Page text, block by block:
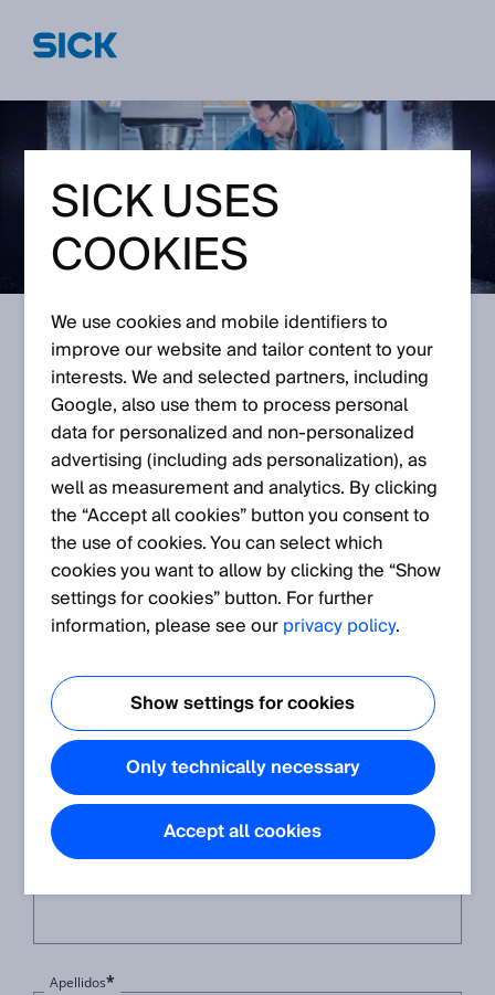
¡CONTÁCTANOS!
¿Tienes alguna pregunta sobre el Reglamento de
Máquinas? Utiliza el siguiente formulario y describe
brevemente tu consulta. Nos pondremos en
contacto contigo.
¿Cómo podemos ayudarte más eficazmente? Describa tu
solicitud, sus preguntas y sus necesidades.
*
Correo Electrónico*
Apellidos*
SICK USES
COOKIES
We use cookies and mobile identifiers to
improve our website and tailor content to your
interests. We and selected partners, including
Google, also use them to process personal
data for personalized and non‑personalized
advertising (including ads personalization), as
well as measurement and analytics. By clicking
the “Accept all cookies” button you consent to
the use of cookies. You can select which
cookies you want to allow by clicking the “Show
settings for cookies” button. For further
information, please see ourprivacy policy.
Show settings for cookies
Only technically necessary
Accept all cookies